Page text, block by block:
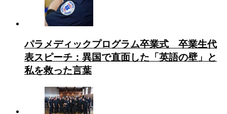
パラメディックプログラム卒業式 卒業生代
表スピーチ：異国で直面した「英語の壁」と
私を救った言葉